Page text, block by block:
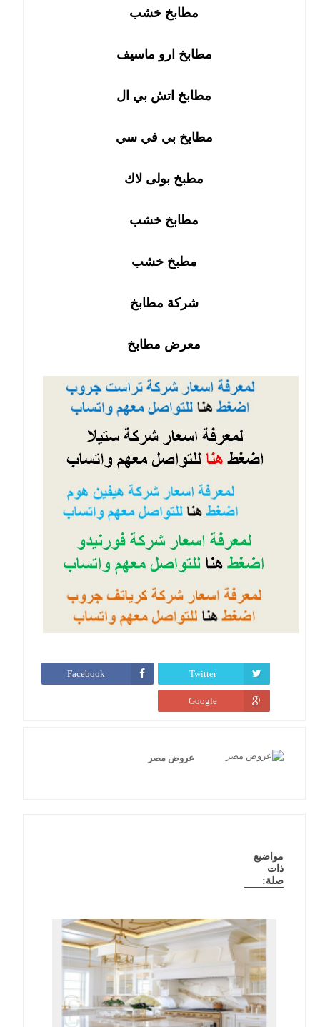
مطابخ خشب
مطابخ ارو ماسيف
مطابخ اتش بي ال
مطابخ بي في سي
مطبخ بولى لاك
مطابخ خشب
مطبخ خشب
شركة مطابخ
معرض مطابخ
Twitter
Facebook
Google
عروض مصر
مواضيع
ذات
صلة: